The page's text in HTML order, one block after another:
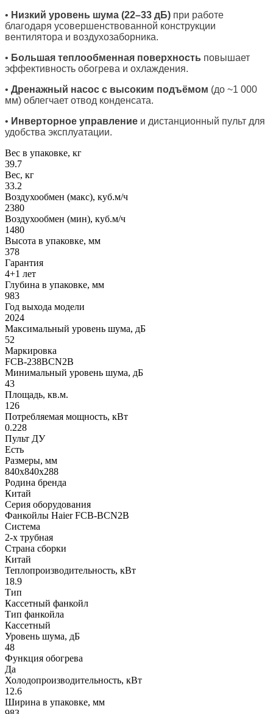
• Низкий уровень шума (22–33 дБ) при работе
благодаря усовершенствованной конструкции
вентилятора и воздухозаборника.
• Большая теплообменная поверхность повышает
эффективность обогрева и охлаждения.
• Дренажный насос с высоким подъёмом (до ~1 000
мм) облегчает отвод конденсата.
• Инверторное управление и дистанционный пульт для
удобства эксплуатации.
Вес в упаковке, кг
39.7
Вес, кг
33.2
Воздухообмен (макс), куб.м/ч
2380
Воздухообмен (мин), куб.м/ч
1480
Высота в упаковке, мм
378
Гарантия
4+1 лет
Глубина в упаковке, мм
983
Год выхода модели
2024
Максимальный уровень шума, дБ
52
Маркировка
FCB-238BCN2B
Минимальный уровень шума, дБ
43
Площадь, кв.м.
126
Потребляемая мощность, кВт
0.228
Пульт ДУ
Есть
Размеры, мм
840x840x288
Родина бренда
Китай
Серия оборудования
Фанкойлы Haier FCB-BCN2B
Система
2-х трубная
Страна сборки
Китай
Теплопроизводительность, кВт
18.9
Тип
Кассетный фанкойл
Тип фанкойла
Кассетный
Уровень шума, дБ
48
Функция обогрева
Да
Холодопроизводительность, кВт
12.6
Ширина в упаковке, мм